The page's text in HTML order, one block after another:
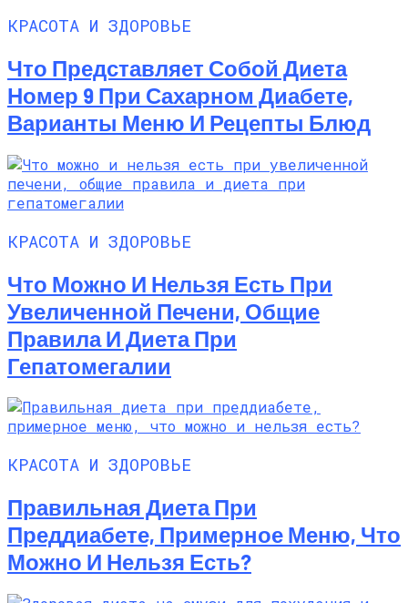
КРАСОТА И ЗДОРОВЬЕ
Что Представляет Собой Диета
Номер 9 При Сахарном Диабете,
Варианты Меню И Рецепты Блюд
КРАСОТА И ЗДОРОВЬЕ
Что Можно И Нельзя Есть При
Увеличенной Печени, Общие
Правила И Диета При
Гепатомегалии
КРАСОТА И ЗДОРОВЬЕ
Правильная Диета При
Преддиабете, Примерное Меню, Что
Можно И Нельзя Есть?